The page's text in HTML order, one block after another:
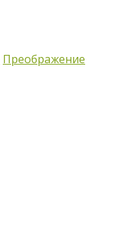
Преображение